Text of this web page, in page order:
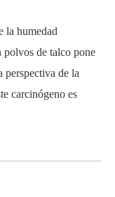
la humedad
polvos de talco pone
perspectiva de la
carcinógeno es